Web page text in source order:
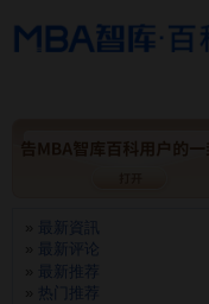
最新資訊
最新评论
最新推荐
热门推荐